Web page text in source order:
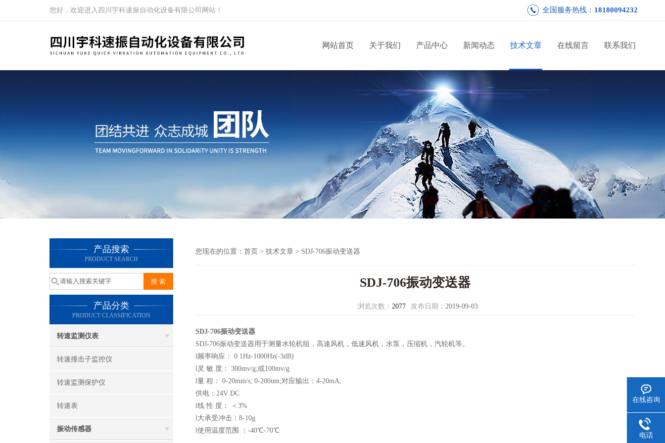
您好，欢迎进入四川宇科速振自动化设备有限公司网站！ 全国服务热线： 18180094232
网站首页 关于我们 产品中心 新闻动态 技术文章 在线留言 联系我们
产品搜索
PRODUCT SEARCH
产品分类
PRODUCT CLASSIFICATION
转速监测仪表
转速撞击子监控仪
转速监测保护仪
转速表
振动传感器
您现在的位置： 首页 > 技术文章 > SDJ-706振动变送器
SDJ-706振动变送器
浏览次数： 2077 发布日期： 2019-09-03
SDJ-706振动变送器
SDJ-706振动变送器用于测量水轮机组，高速风机，低速风机，水泵，压缩机，汽轮机等。
l频率响应： 0.1Hz-1000Hz(-3dB)
l灵 敏 度： 300mv/g;或100mv/g
l量 程： 0-20mm/s; 0-200um;对应输出：4-20mA;
供电：24V DC
l线 性 度： ＜3%
l大承受冲击：8-10g
l使用温度范围 ：-40℃-70℃
在线咨询
电话